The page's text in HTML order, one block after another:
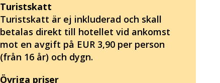
Turistskatt
Turistskatt är ej inkluderad och skall
betalas direkt till hotellet vid ankomst
mot en avgift på EUR 3,90 per person
(från 16 år) och dygn.
Övriga priser